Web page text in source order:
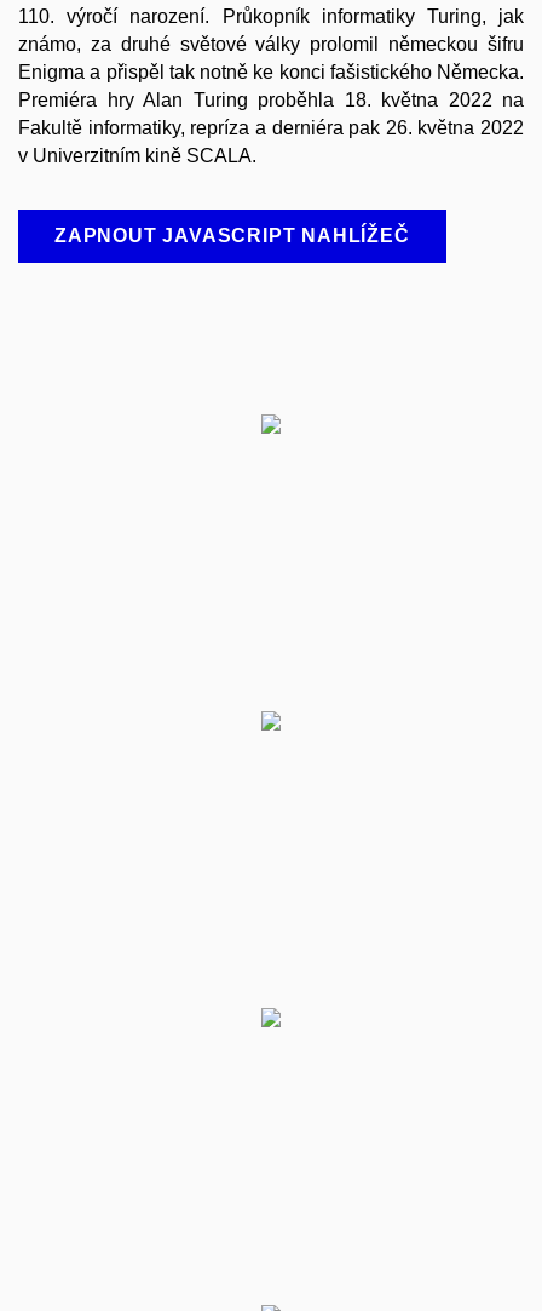
110. výročí narození. Průkopník informatiky Turing, jak
známo, za druhé světové války prolomil německou šifru
Enigma a přispěl tak notně ke konci fašistického Německa.
Premiéra hry Alan Turing proběhla 18. května 2022 na
Fakultě informatiky, repríza a derniéra pak 26. května 2022
v Univerzitním kině SCALA.
ZAPNOUT JAVASCRIPT NAHLÍŽEČ